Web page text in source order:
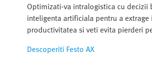
Optimizati-va intralogistica cu decizii
inteligenta artificiala pentru a
productivitatea si veti evita pierderi
Descoperiti Festo AX